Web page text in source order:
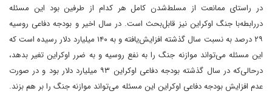
در راستای ممانعت از مسلط‌شدن کامل هر کدام از طرفین بود این مسئله
دررابطه‌با جنگ اوکراین نیز قابل‌بحث است. در سال اخیر و بودجه دفاعی روسیه
۲۹ درصد به نسبت سال گذشته افزایش‌یافته و به ۱۴۰ میلیارد دلار رسیده است که
این مسئله می‌تواند موازنه جنگ را به نفع روسیه و به ضرر اوکراین تغیر بدهد،
درحالی‌که در سال گذشته بودجه دفاعی اوکراین ۹۳ میلیارد دلار بود و در صورت
عدم افزایش بودجه دفاعی اوکراین این مسئله می‌تواند موازنه جنگ را بر هم بزند.